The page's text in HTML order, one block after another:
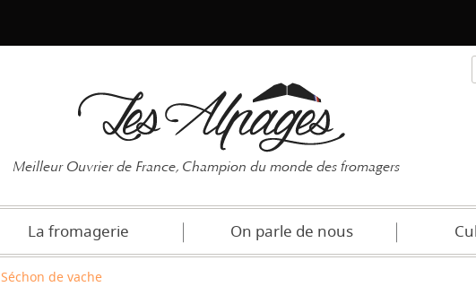
Meilleur Ouvrier de France, Champion du monde des fromagers
La fromagerie On parle de nous
Séchon de vache